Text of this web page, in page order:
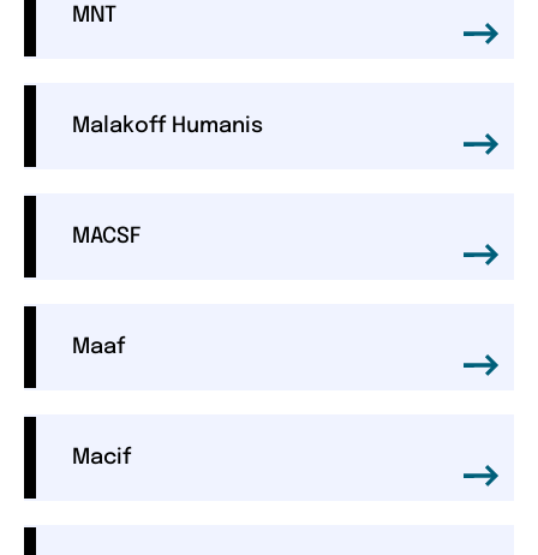
MNT
Malakoff Humanis
MACSF
Maaf
Macif